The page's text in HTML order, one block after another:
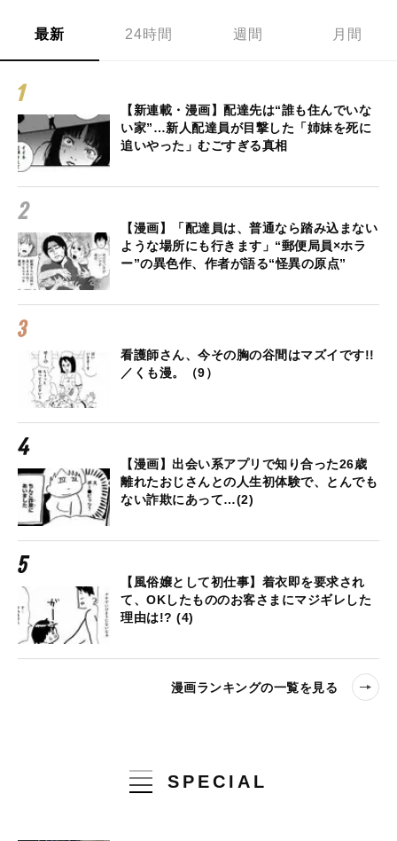
最新 24時間 週間 月間
【新連載・漫画】配達先は“誰も住んでいな
い家”…新人配達員が目撃した「姉妹を死に
追いやった」むごすぎる真相
【漫画】「配達員は、普通なら踏み込まない
ような場所にも行きます」“郵便局員×ホラ
ー”の異色作、作者が語る“怪異の原点”
看護師さん、今その胸の谷間はマズイです!!
／くも漫。（9）
【漫画】出会い系アプリで知り合った26歳
離れたおじさんとの人生初体験で、とんでも
ない詐欺にあって…(2)
【風俗嬢として初仕事】着衣即を要求され
て、OKしたもののお客さまにマジギレした
理由は!? (4)
漫画ランキングの一覧を見る
SPECIAL